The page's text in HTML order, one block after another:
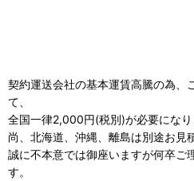
契約運送会社の基本運賃高騰の為、
て、
全国一律2,000円(税別)が必要になり
尚、北海道、沖縄、離島は別途お見
誠に不本意では御座いますが何卒ご
す。